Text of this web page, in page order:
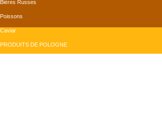
Bières Russes
Poissons
Caviar
PRODUITS DE POLOGNE